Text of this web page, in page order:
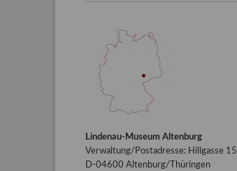
Lindenau-Museum Altenburg
Verwaltung/Postadresse: Hillgasse 15
D-04600 Altenburg/Thüringen